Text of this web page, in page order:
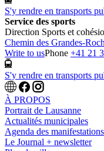
S'y rendre en transports
Service des sports
Direction Sports et
Chemin des Grandes-
Write to usPhone +41 21
S'y rendre en transports
À PROPOS
Portrait de Lausanne
Actualités municipales
Agenda des manifestations
Le Journal + newsletter